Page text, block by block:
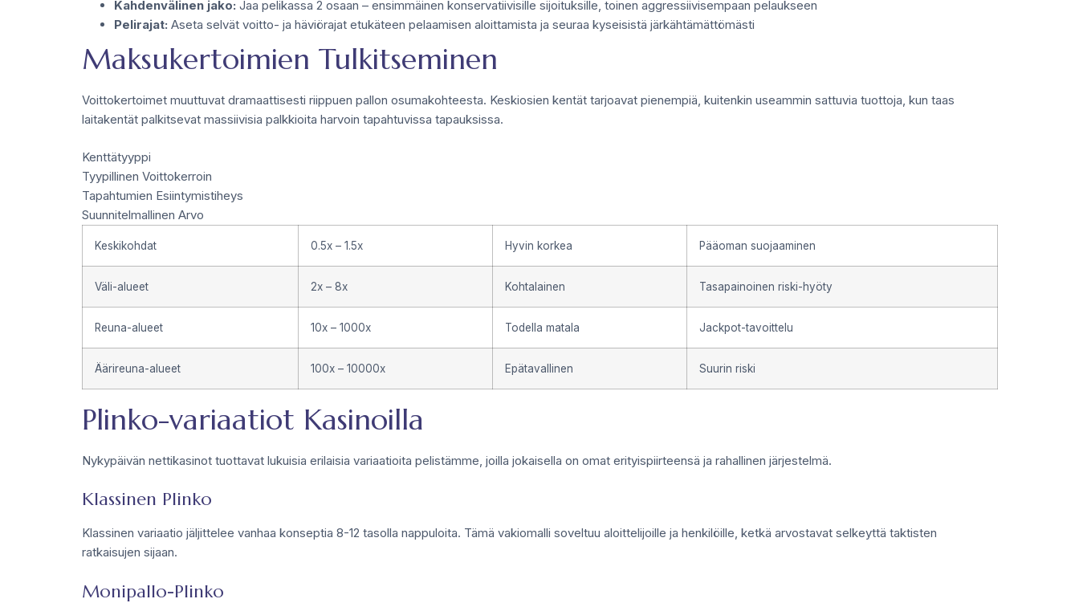
Kahdenvälinen jako: Jaa pelikassa 2 osaan – ensimmäinen konservatiivisille sijoituksille, toinen aggressiivisempaan pelaukseen
Pelirajat: Aseta selvät voitto- ja häviörajat etukäteen pelaamisen aloittamista ja seuraa kyseisistä järkähtämättömästi
Maksukertoimien Tulkitseminen
Voittokertoimet muuttuvat dramaattisesti riippuen pallon osumakohteesta. Keskiosien kentät tarjoavat pienempiä, kuitenkin useammin sattuvia tuottoja, kun taas
laitakentät palkitsevat massiivisia palkkioita harvoin tapahtuvissa tapauksissa.
Kenttätyyppi
Tyypillinen Voittokerroin
Tapahtumien Esiintymistiheys
Suunnitelmallinen Arvo
Keskikohdat 0.5x – 1.5x Hyvin korkea Pääoman suojaaminen
Väli-alueet 2x – 8x Kohtalainen Tasapainoinen riski-hyöty
Reuna-alueet 10x – 1000x Todella matala Jackpot-tavoittelu
Äärireuna-alueet 100x – 10000x Epätavallinen Suurin riski
Plinko-variaatiot Kasinoilla
Nykypäivän nettikasinot tuottavat lukuisia erilaisia variaatioita pelistämme, joilla jokaisella on omat erityispiirteensä ja rahallinen järjestelmä.
Klassinen Plinko
Klassinen variaatio jäljittelee vanhaa konseptia 8-12 tasolla nappuloita. Tämä vakiomalli soveltuu aloittelijoille ja henkilöille, ketkä arvostavat selkeyttä taktisten
ratkaisujen sijaan.
Monipallo-Plinko